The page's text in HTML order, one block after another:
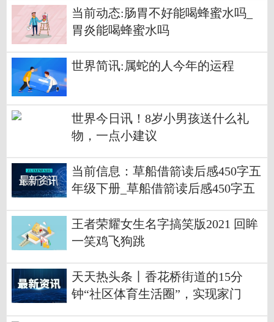
当前动态:肠胃不好能喝蜂蜜水吗_
胃炎能喝蜂蜜水吗
世界简讯:属蛇的人今年的运程
世界今日讯！8岁小男孩送什么礼
物，一点小建议
当前信息：草船借箭读后感450字五
年级下册_草船借箭读后感450字五
王者荣耀女生名字搞笑版2021 回眸
一笑鸡飞狗跳
天天热头条丨香花桥街道的15分
钟“社区体育生活圈”，实现家门